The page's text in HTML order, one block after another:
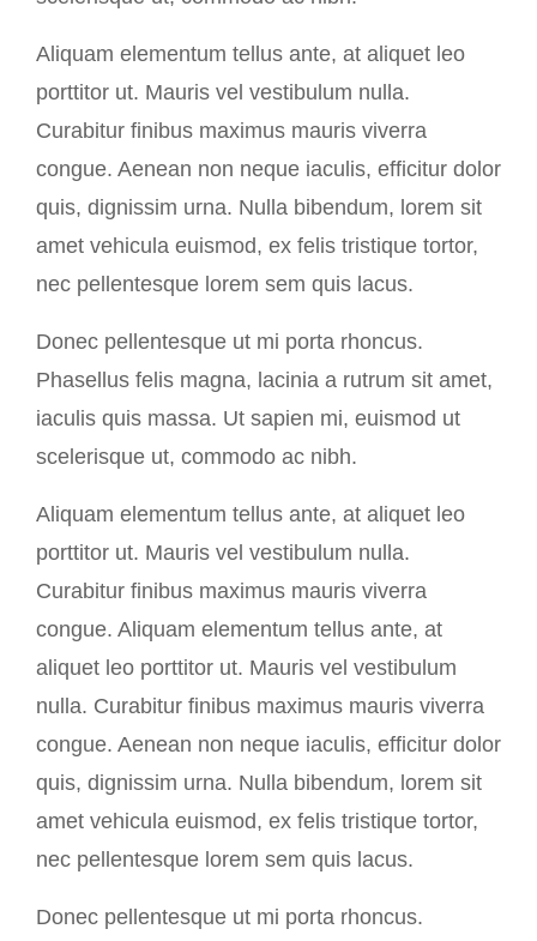
Aliquam elementum tellus ante, at aliquet leo
porttitor ut. Mauris vel vestibulum nulla.
Curabitur finibus maximus mauris viverra
congue. Aenean non neque iaculis, efficitur dolor
quis, dignissim urna. Nulla bibendum, lorem sit
amet vehicula euismod, ex felis tristique tortor,
nec pellentesque lorem sem quis lacus.
Donec pellentesque ut mi porta rhoncus.
Phasellus felis magna, lacinia a rutrum sit amet,
iaculis quis massa. Ut sapien mi, euismod ut
scelerisque ut, commodo ac nibh.
Aliquam elementum tellus ante, at aliquet leo
porttitor ut. Mauris vel vestibulum nulla.
Curabitur finibus maximus mauris viverra
congue. Aliquam elementum tellus ante, at
aliquet leo porttitor ut. Mauris vel vestibulum
nulla. Curabitur finibus maximus mauris viverra
congue. Aenean non neque iaculis, efficitur dolor
quis, dignissim urna. Nulla bibendum, lorem sit
amet vehicula euismod, ex felis tristique tortor,
nec pellentesque lorem sem quis lacus.
Donec pellentesque ut mi porta rhoncus.